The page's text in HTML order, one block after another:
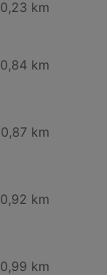
0,23 km
0,84 km
0,87 km
0,92 km
0,99 km